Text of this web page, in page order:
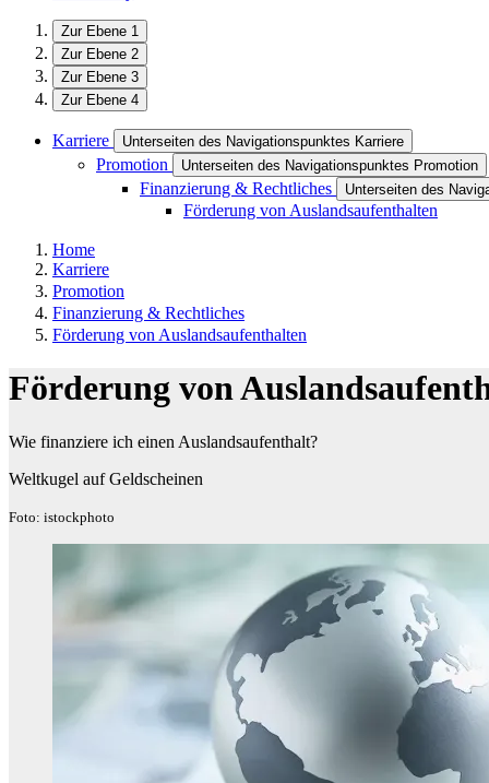
Zur Ebene 1
Zur Ebene 2
Zur Ebene 3
Zur Ebene 4
Karriere Unterseiten des Navigationspunktes Karriere
Promotion Unterseiten des Navigationspunktes Promotion
Finanzierung & Rechtliches Unterseiten des
Förderung von Auslandsaufenthalten
Home
Karriere
Promotion
Finanzierung & Rechtliches
Förderung von Auslandsaufenthalten
Förderung von
Wie finanziere ich einen Auslandsaufenthalt?
Weltkugel auf Geldscheinen
Foto: istockphoto